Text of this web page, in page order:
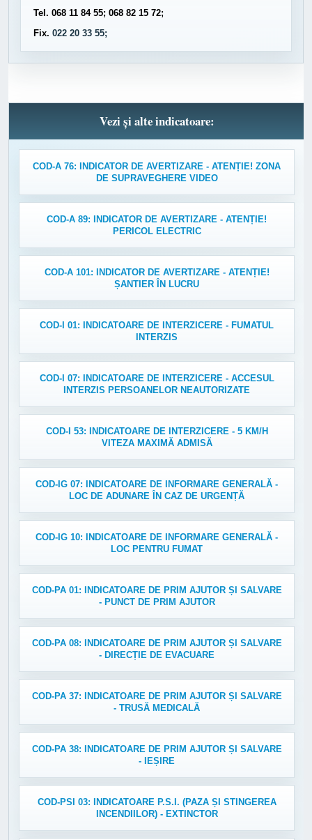
Tel. 068 11 84 55; 068 82 15 72;
Fix. 022 20 33 55;
Vezi și alte indicatoare:
COD-A 76: INDICATOR DE AVERTIZARE - ATENȚIE! ZONA
DE SUPRAVEGHERE VIDEO
COD-A 89: INDICATOR DE AVERTIZARE - ATENȚIE!
PERICOL ELECTRIC
COD-A 101: INDICATOR DE AVERTIZARE - ATENȚIE!
ȘANTIER ÎN LUCRU
COD-I 01: INDICATOARE DE INTERZICERE - FUMATUL
INTERZIS
COD-I 07: INDICATOARE DE INTERZICERE - ACCESUL
INTERZIS PERSOANELOR NEAUTORIZATE
COD-I 53: INDICATOARE DE INTERZICERE - 5 KM/H
VITEZA MAXIMĂ ADMISĂ
COD-IG 07: INDICATOARE DE INFORMARE GENERALĂ -
LOC DE ADUNARE ÎN CAZ DE URGENȚĂ
COD-IG 10: INDICATOARE DE INFORMARE GENERALĂ -
LOC PENTRU FUMAT
COD-PA 01: INDICATOARE DE PRIM AJUTOR ȘI SALVARE
- PUNCT DE PRIM AJUTOR
COD-PA 08: INDICATOARE DE PRIM AJUTOR ȘI SALVARE
- DIRECȚIE DE EVACUARE
COD-PA 37: INDICATOARE DE PRIM AJUTOR ȘI SALVARE
- TRUSĂ MEDICALĂ
COD-PA 38: INDICATOARE DE PRIM AJUTOR ȘI SALVARE
- IEȘIRE
COD-PSI 03: INDICATOARE P.S.I. (PAZA ȘI STINGEREA
INCENDIILOR) - EXTINCTOR